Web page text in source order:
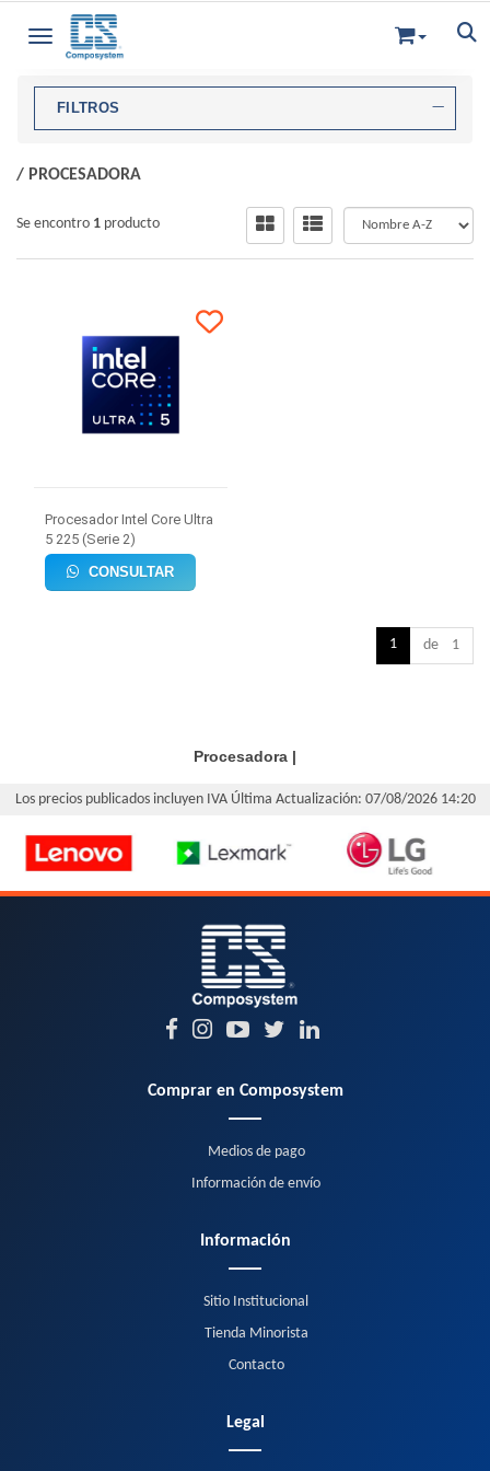
Toggle navigation
FILTROS
/ PROCESADORA
Se encontro 1 producto
Procesador Intel Core Ultra
5 225 (Serie 2)
CONSULTAR
1 de 1
Procesadora |
Los precios publicados incluyen IVA Última Actualización: 07/08/2026 14:20
Comprar en Composystem
Medios de pago
Información de envío
Información
Sitio Institucional
Tienda Minorista
Contacto
Legal